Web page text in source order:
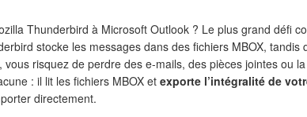
Thunderbird à Microsoft Outlook ? Le plus grand défi
stocke les messages dans des fichiers MBOX, tandis
vous risquez de perdre des e-mails, des pièces jointes ou
: il lit les fichiers MBOX etexporte l’intégralité de
directement.